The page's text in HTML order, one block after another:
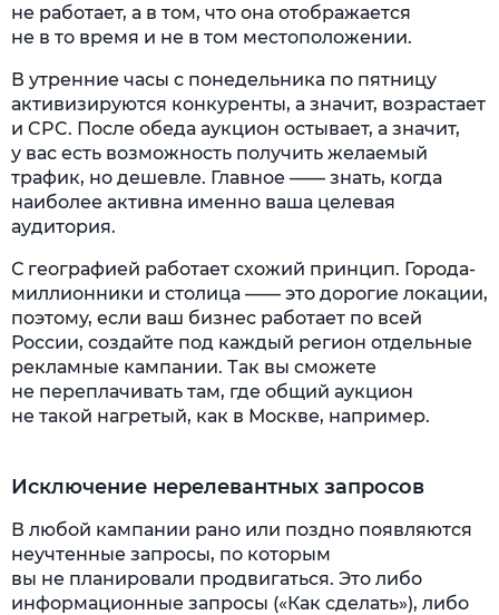
не работает, а в том, что она отображается
не в то время и не в том местоположении.
В утренние часы с понедельника по пятницу
активизируются конкуренты, а значит, возрастает
и CPC. После обеда аукцион остывает, а значит,
у вас есть возможность получить желаемый
трафик, но дешевле. Главное —— знать, когда
наиболее активна именно ваша целевая
аудитория.
С географией работает схожий принцип. Города-
миллионники и столица —— это дорогие локации,
поэтому, если ваш бизнес работает по всей
России, создайте под каждый регион отдельные
рекламные кампании. Так вы сможете
не переплачивать там, где общий аукцион
не такой нагретый, как в Москве, например.
Исключение нерелевантных запросов
В любой кампании рано или поздно появляются
неучтенные запросы, по которым
вы не планировали продвигаться. Это либо
информационные запросы («Как сделать»), либо